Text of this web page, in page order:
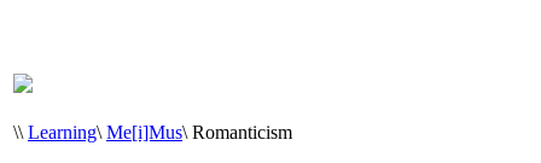
\\ Learning\ Me[i]Mus\ Romanticism